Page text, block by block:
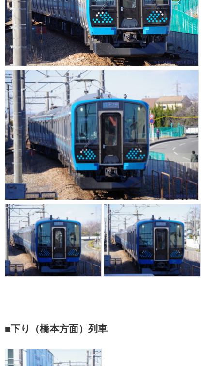
■下り（橋本方面）列車